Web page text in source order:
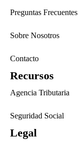
Preguntas Frecuentes
Sobre Nosotros
Contacto
Recursos
Agencia Tributaria
Seguridad Social
Legal